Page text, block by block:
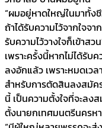
“ผมอยู่หาดใหญ่ในมาทั้
ถ้าได้รับความไว้จากใจจ
รับความไว้วางใจก็เข้าสว
เพราะครั้งนี้หากไม่ได้รับ
ลงอักแล้ว เพราะหมดเว
สำหรับการตัดสินลงสมั
นี้ เป็นความตั้งใจที่จะลง
ตั้งนายกเทศมนตรีนครห